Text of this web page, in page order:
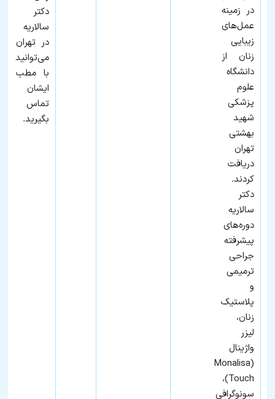
در زمینه
عمل‌های
زیبایی
زنان از
دانشگاه
علوم
پزشکی
شهید
بهشتی
تهران
دریافت
کردند.
دکتر
سالاریه
دوره‌های
پیشرفته
جراحی
ترمیمی
و
پلاستیک
زنان،
لیزر
واژینال
(Monalisa
Touch)،
سونوگرافی
دکتر
سالاریه
در تهران
می‌توانید
با مطب
ایشان
تماس
بگیرید.